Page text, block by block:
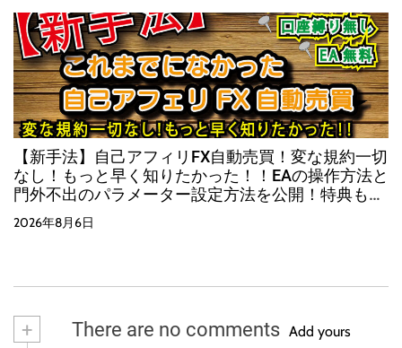
【新手法】自己アフィリFX自動売買！変な規約一切
なし！もっと早く知りたかった！！EAの操作方法と
門外不出のパラメーター設定方法を公開！特典も有
り！！
2026年8月6日
+ There are no comments Add yours